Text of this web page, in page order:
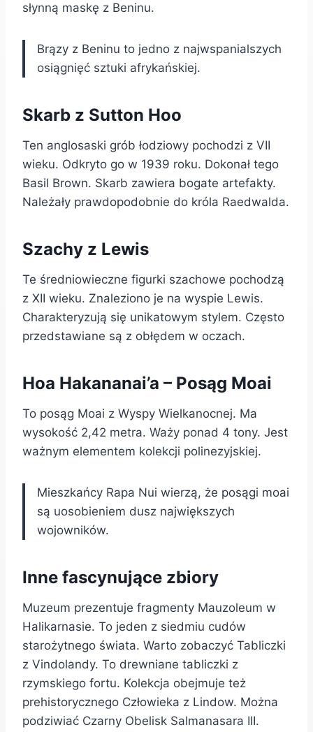
słynną maskę z Beninu.
Brązy z Beninu to jedno z najwspanialszych
osiągnięć sztuki afrykańskiej.
Skarb z Sutton Hoo
Ten anglosaski grób łodziowy pochodzi z VII
wieku. Odkryto go w 1939 roku. Dokonał tego
Basil Brown. Skarb zawiera bogate artefakty.
Należały prawdopodobnie do króla Raedwalda.
Szachy z Lewis
Te średniowieczne figurki szachowe pochodzą
z XII wieku. Znaleziono je na wyspie Lewis.
Charakteryzują się unikatowym stylem. Często
przedstawiane są z obłędem w oczach.
Hoa Hakananai’a – Posąg Moai
To posąg Moai z Wyspy Wielkanocnej. Ma
wysokość 2,42 metra. Waży ponad 4 tony. Jest
ważnym elementem kolekcji polinezyjskiej.
Mieszkańcy Rapa Nui wierzą, że posągi moai
są uosobieniem dusz największych
wojowników.
Inne fascynujące zbiory
Muzeum prezentuje fragmenty Mauzoleum w
Halikarnasie. To jeden z siedmiu cudów
starożytnego świata. Warto zobaczyć Tabliczki
z Vindolandy. To drewniane tabliczki z
rzymskiego fortu. Kolekcja obejmuje też
prehistorycznego Człowieka z Lindow. Można
podziwiać Czarny Obelisk Salmanasara III.